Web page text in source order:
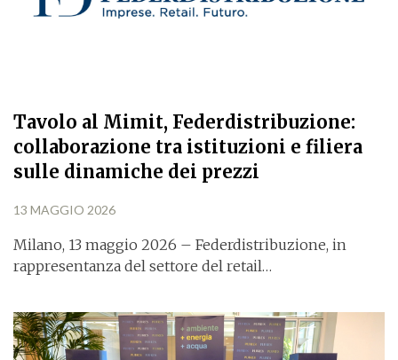
Tavolo al Mimit, Federdistribuzione:
collaborazione tra istituzioni e filiera
sulle dinamiche dei prezzi
13 MAGGIO 2026
Milano, 13 maggio 2026 – Federdistribuzione, in
rappresentanza del settore del retail…